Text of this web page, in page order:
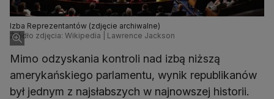
Izba Reprezentantów (zdjęcie archiwalne)
Źródło zdjęcia: Wikipedia | Lawrence Jackson
Mimo odzyskania kontroli nad izbą niższą
amerykańskiego parlamentu, wynik republikanów
był jednym z najsłabszych w najnowszej historii.